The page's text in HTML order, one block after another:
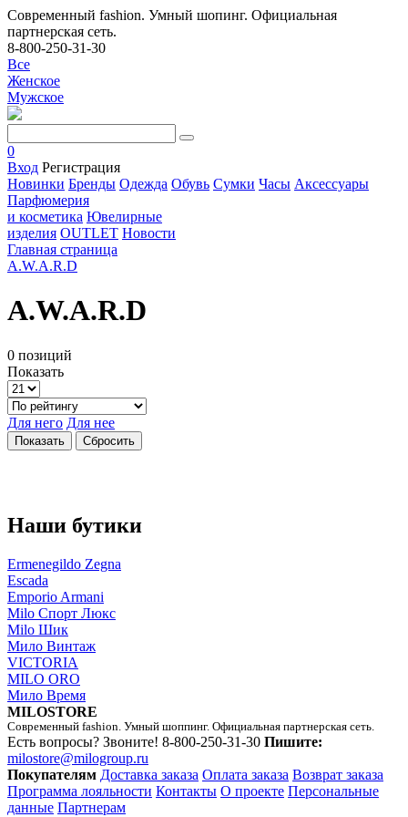
Современный fashion. Умный шопинг. Официальная
партнерская сеть.
8-800-250-31-30
Все
Женское
Мужское
0
Вход Регистрация
Новинки Бренды Одежда Обувь Сумки Часы Аксессуары
Парфюмерия
и косметика Ювелирные
изделия OUTLET Новости
Главная страница
A.W.A.R.D
A.W.A.R.D
0 позиций
Показать
Для него Для нее
Наши бутики
Ermenegildo Zegna
Escada
Emporio Armani
Milo Спорт Люкс
Milo Шик
Мило Винтаж
VICTORIA
MILO ORO
Мило Время
MILOSTORE
Современный fashion. Умный шоппинг. Официальная партнерская сеть.
Есть вопросы? Звоните! 8-800-250-31-30 Пишите:
milostore@milogroup.ru
Покупателям Доставка заказа Оплата заказа Возврат заказа
Программа лояльности Контакты О проекте Персональные
данные Партнерам